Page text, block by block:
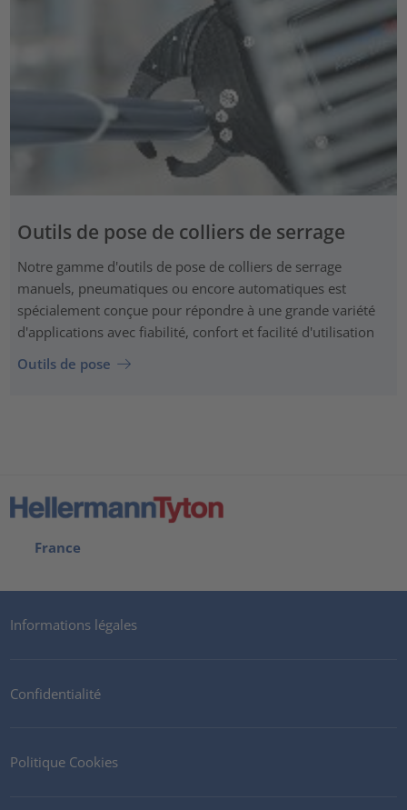
Outils de pose de colliers de serrage
Notre gamme d'outils de pose de colliers de serrage
manuels, pneumatiques ou encore automatiques est
spécialement conçue pour répondre à une grande variété
d'applications avec fiabilité, confort et facilité d'utilisation
Outils de pose
France
Informations légales
Confidentialité
Politique Cookies